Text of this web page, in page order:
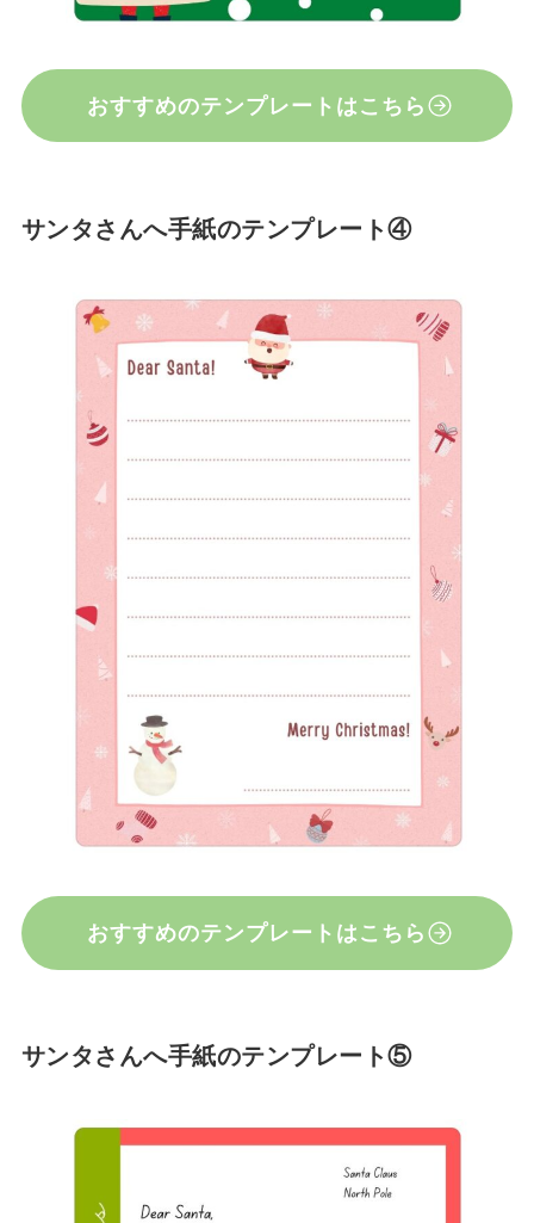
おすすめのテンプレートはこちら
サンタさんへ手紙のテンプレート④
おすすめのテンプレートはこちら
サンタさんへ手紙のテンプレート⑤